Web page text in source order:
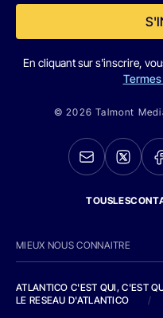
En cliquant sur s'inscrire,
© 2026 Talmont
MIEUX NOUS CONNAITRE
ATLANTICO C'EST QUI, C'EST
LE RESEAU D'ATLANTICO
/